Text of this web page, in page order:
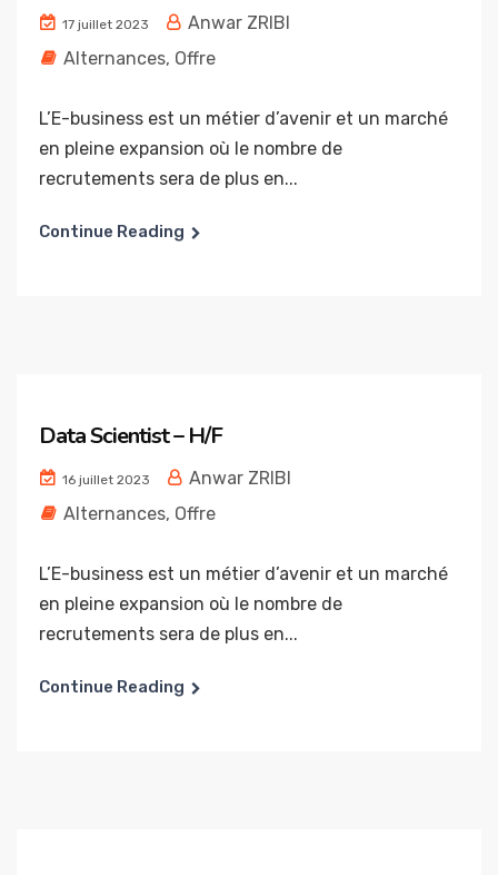
17 juillet 2023
Anwar ZRIBI
Alternances, Offre
L’E-business est un métier d’avenir et un marché
en pleine expansion où le nombre de
recrutements sera de plus en...
Continue Reading
Data Scientist – H/F
16 juillet 2023
Anwar ZRIBI
Alternances, Offre
L’E-business est un métier d’avenir et un marché
en pleine expansion où le nombre de
recrutements sera de plus en...
Continue Reading